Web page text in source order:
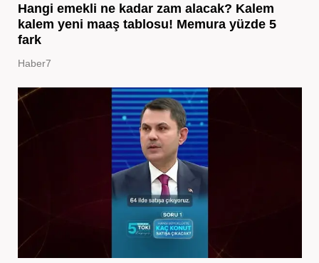
Hangi emekli ne kadar zam alacak? Kalem
kalem yeni maaş tablosu! Memura yüzde 5
fark
Haber7